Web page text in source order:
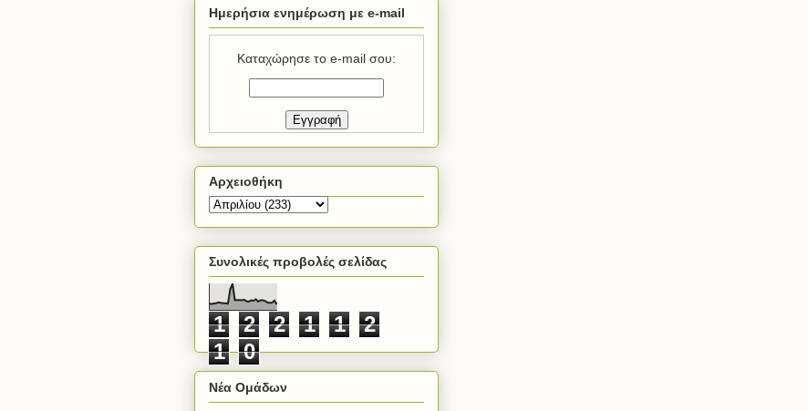
Ημερήσια ενημέρωση με e-mail
Καταχώρησε το e-mail σου:
Αρχειοθήκη
Συνολικές προβολές σελίδας
1 2 2 1 1
2
1
0
Νέα Ομάδων